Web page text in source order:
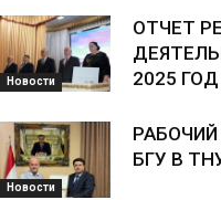
Новости
ОТЧЕТ
2025 ГОД
Новости
БГУ В